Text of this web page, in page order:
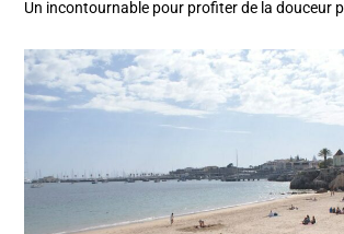
Un incontournable pour profiter de la douceur